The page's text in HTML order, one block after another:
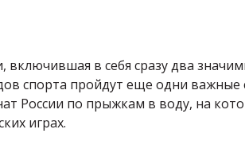
включившая в себя сразу два
спорта пройдут еще одни важные
России по прыжкам в воду, на
играх.